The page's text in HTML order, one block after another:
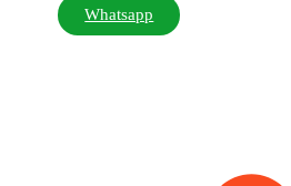
Whatsapp